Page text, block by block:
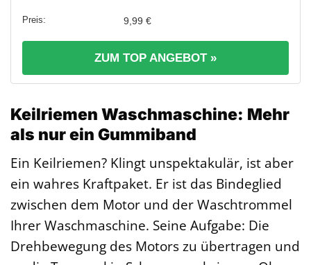
9,99 €
ZUM TOP ANGEBOT »
Keilriemen Waschmaschine: Mehr
als nur ein Gummiband
Ein Keilriemen? Klingt unspektakulär, ist aber
ein wahres Kraftpaket. Er ist das Bindeglied
zwischen dem Motor und der Waschtrommel
Ihrer Waschmaschine. Seine Aufgabe: Die
Drehbewegung des Motors zu übertragen und